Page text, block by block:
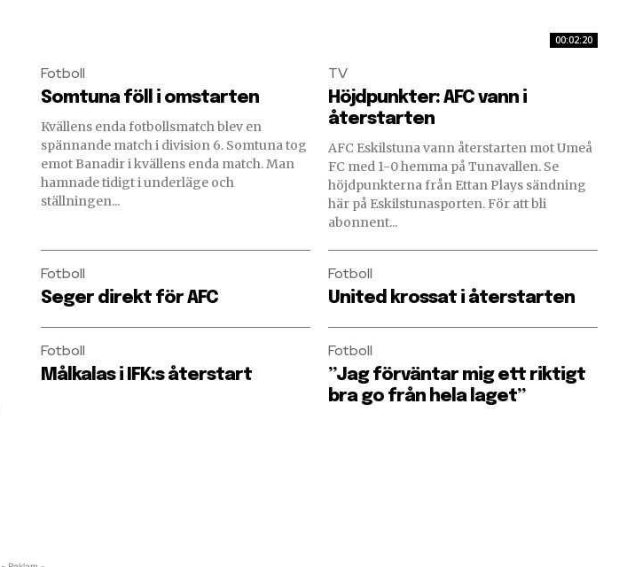
Fotboll
Somtuna föll i omstarten
Kvällens enda fotbollsmatch blev en
spännande match i division 6. Somtuna tog
emot Banadir i kvällens enda match. Man
hamnade tidigt i underläge och
ställningen...
00:02:20
TV
Höjdpunkter: AFC vann i
återstarten
AFC Eskilstuna vann återstarten mot Umeå
FC med 1-0 hemma på Tunavallen. Se
höjdpunkterna från Ettan Plays sändning
här på Eskilstunasporten. För att bli
abonnent...
Fotboll
Seger direkt för AFC
Fotboll
United krossat i återstarten
Fotboll
Målkalas i IFK:s återstart
Fotboll
”Jag förväntar mig ett riktigt
bra go från hela laget”